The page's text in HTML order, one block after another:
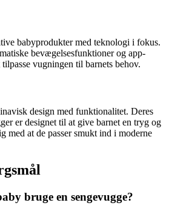
babyprodukter med teknologi i fokus.
bevægelsesfunktioner og app-
vugningen til barnets behov.
design med funktionalitet. Deres
er designet til at give barnet en tryg og
med at de passer smukt ind i moderne
bruge en sengevugge?